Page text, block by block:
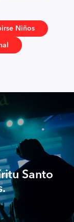
Niños
Santo